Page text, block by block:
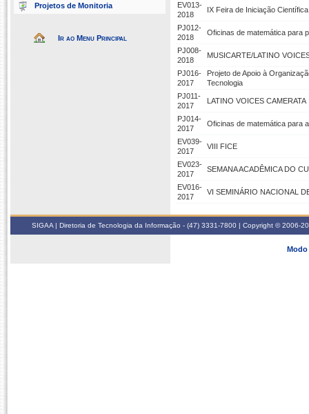
Projetos de Monitoria
Ir ao Menu Principal
EV013-
2018
IX Feira de Iniciação
PJ012-
2018
Oficinas de matemática para
PJ008-
2018
MUSICARTE/LATINO
PJ016-
2017
Projeto de Apoio à
Tecnologia
PJ011-
2017
LATINO VOICES CAMERATA
PJ014-
2017
Oficinas de matemática para
EV039-
2017
VIII FICE
EV023-
2017
SEMANA ACADÊMICA DO
EV016-
2017
VI SEMINÁRIO NACIONAL
SIGAA | Diretoria de Tecnologia da Informação - (47) 3331-7800 | Copyright © 2006-
Modo